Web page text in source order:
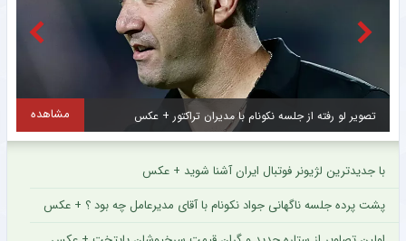
نکونام با مدیران تراکتور + عکس مشاهده
با جدیدترین لژیونر فوتبال ایران آشنا شوید + عکس
پشت پرده جلسه ناگهانی جواد نکونام با آقای مدیرعامل چه بود ؟ + عکس